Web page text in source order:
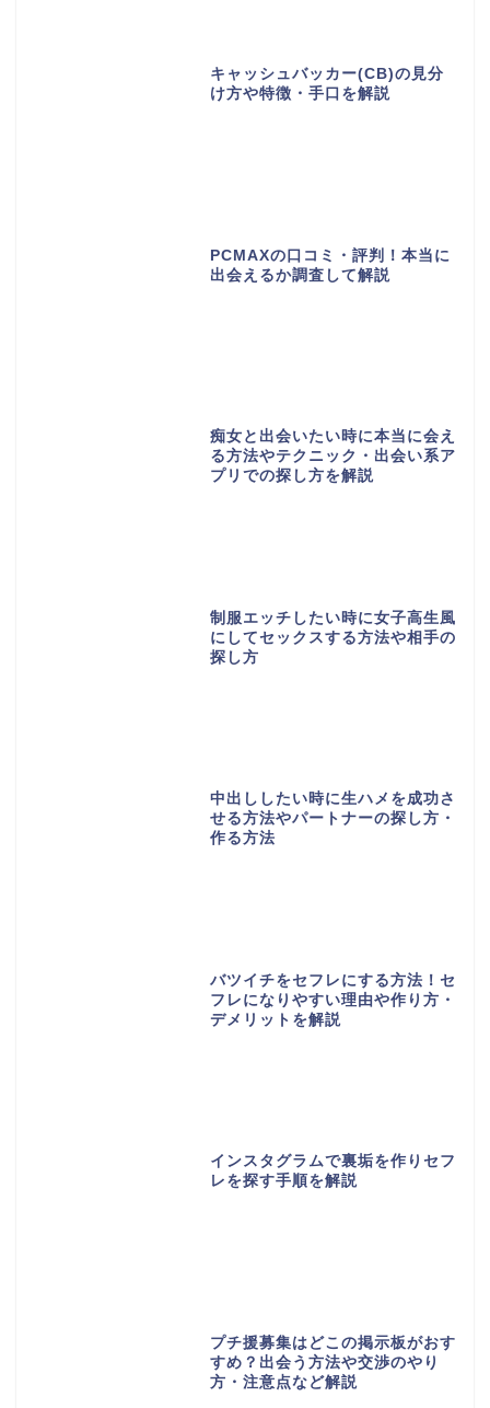
キャッシュバッカー(CB)の見分
け方や特徴・手口を解説
PCMAXの口コミ・評判！本当に
出会えるか調査して解説
痴女と出会いたい時に本当に会え
る方法やテクニック・出会い系ア
プリでの探し方を解説
制服エッチしたい時に女子高生風
にしてセックスする方法や相手の
探し方
中出ししたい時に生ハメを成功さ
せる方法やパートナーの探し方・
作る方法
バツイチをセフレにする方法！セ
フレになりやすい理由や作り方・
デメリットを解説
インスタグラムで裏垢を作りセフ
レを探す手順を解説
プチ援募集はどこの掲示板がおす
すめ？出会う方法や交渉のやり
方・注意点など解説